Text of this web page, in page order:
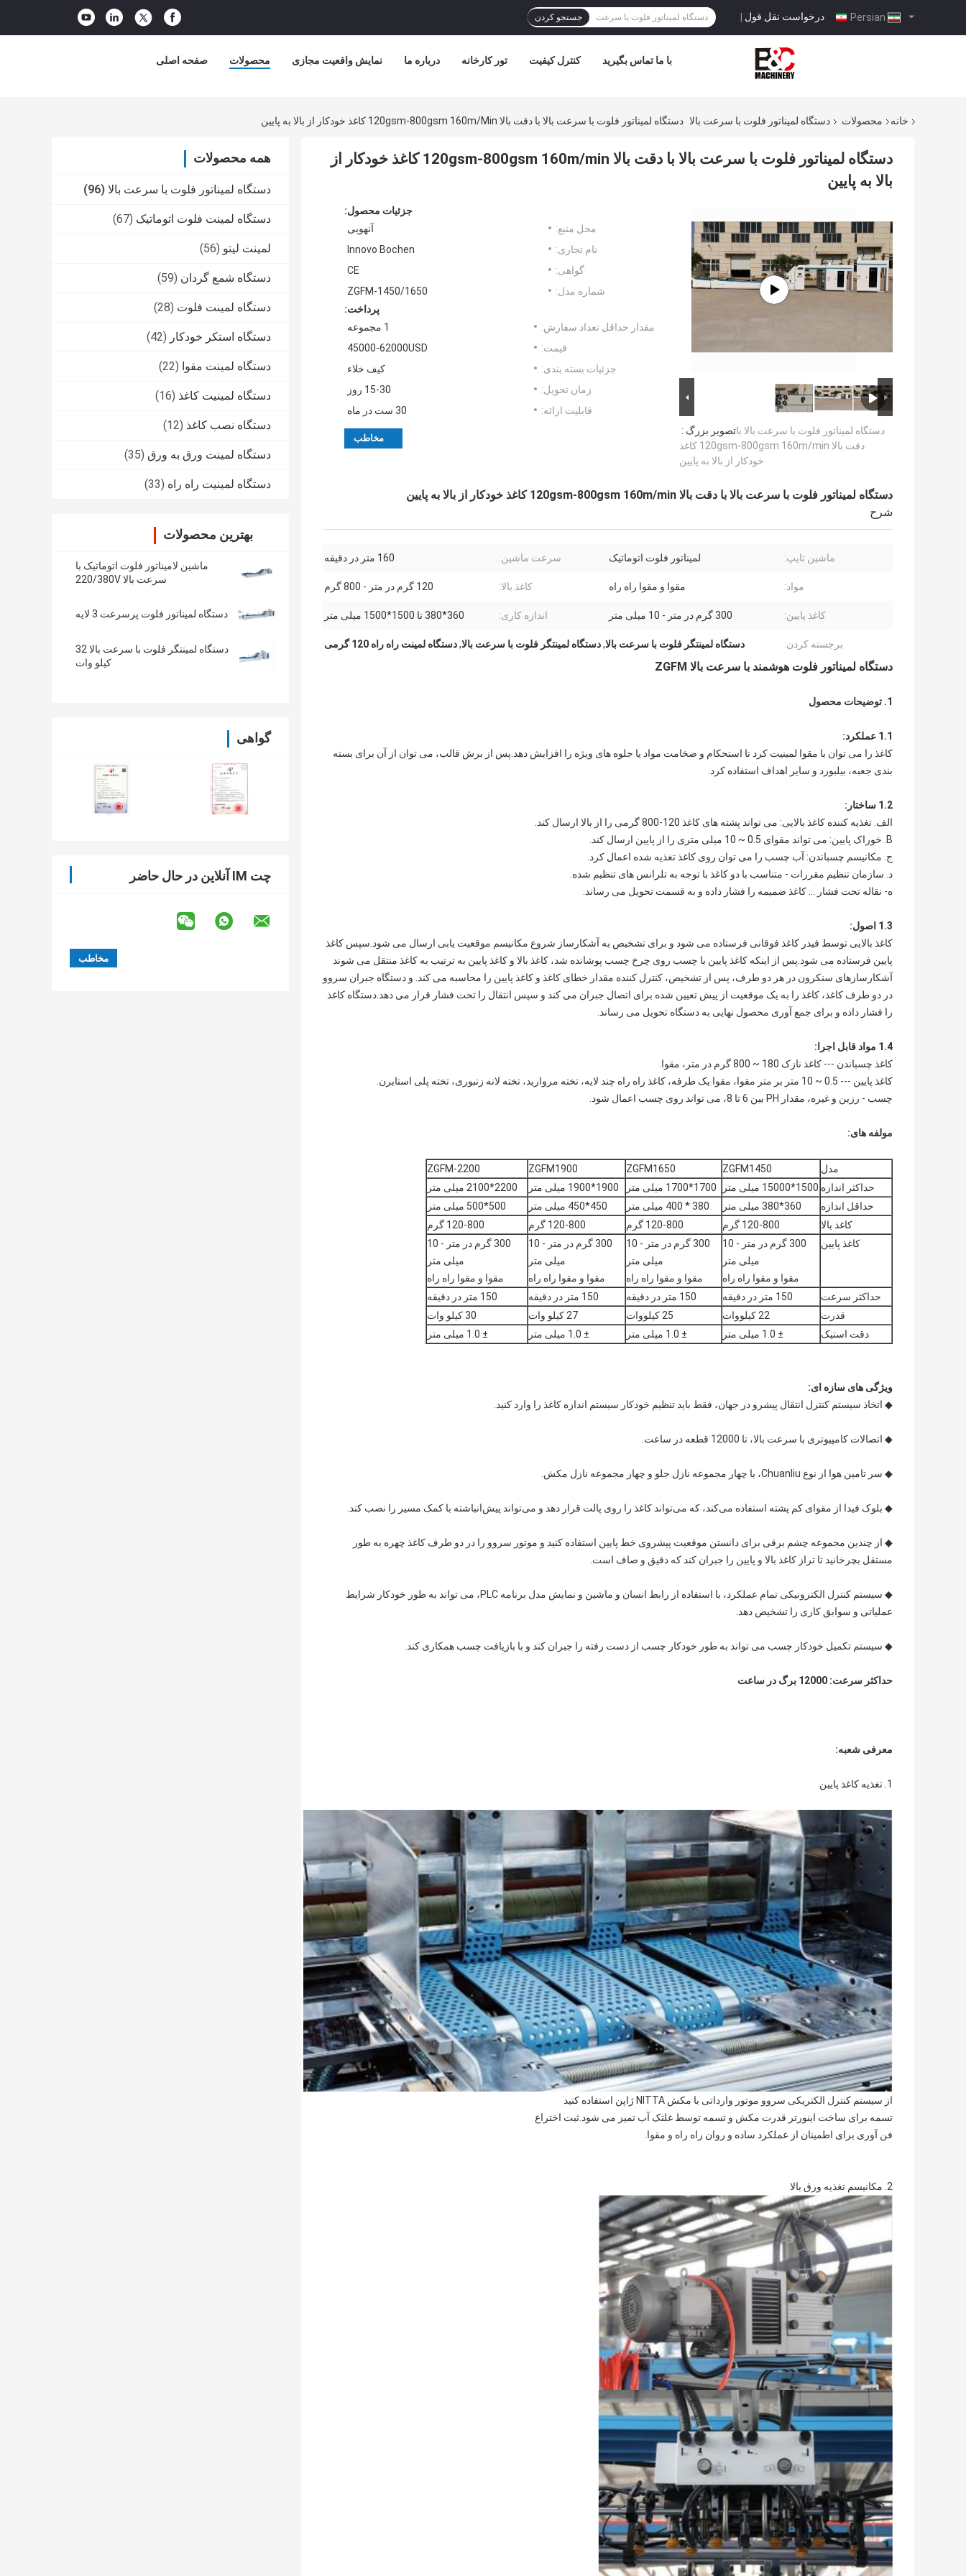
درخواست نقل قول | جستجو کردن
صفحه اصلی محصولات نمایش واقعیت مجازی درباره ما تور کارخانه کنترل کیفیت با ما تماس بگیرید
خانه محصولات دستگاه لمیناتور فلوت با سرعت بالا دستگاه لمیناتور فلوت با سرعت بالا با دقت بالا 120gsm-800gsm 160m/min کاغذ خودکار از بالا به پایین
همه محصولات
دستگاه لمیناتور فلوت با سرعت بالا (96)
دستگاه لمینت فلوت اتوماتیک (67)
لمینت لیتو (56)
دستگاه شمع گردان (59)
دستگاه لمینت فلوت (28)
دستگاه استکر خودکار (42)
دستگاه لمینت مقوا (22)
دستگاه لمینیت کاغذ (16)
دستگاه نصب کاغذ (12)
دستگاه لمینت ورق به ورق (35)
دستگاه لمینیت راه راه (33)
بهترین محصولات
ماشین لامیناتور فلوت اتوماتیک با
سرعت بالا 220/380V
دستگاه لمیناتور فلوت پرسرعت 3 لایه
دستگاه لمینتگر فلوت با سرعت بالا 32
کیلو وات
گواهی
چت IM آنلاین در حال حاضر
دستگاه لمیناتور فلوت با سرعت بالا با دقت بالا 120gsm-800gsm 160m/min کاغذ خودکار از
بالا به پایین
تصویر بزرگ :دستگاه لمیناتور فلوت با سرعت بالا با
دقت بالا 120gsm-800gsm 160m/min کاغذ
خودکار از بالا به پایین
جزئیات محصول:
محل منبع:
آنهویی
نام تجاری:
Innovo Bochen
گواهی:
CE
شماره مدل:
ZGFM-1450/1650
پرداخت:
مقدار حداقل تعداد سفارش:
1 مجموعه
قیمت:
45000-62000USD
جزئیات بسته بندی:
کیف خلاء
زمان تحویل:
15-30 روز
قابلیت ارائه:
30 ست در ماه
مخاطب
دستگاه لمیناتور فلوت با سرعت بالا با دقت بالا 120gsm-800gsm 160m/min کاغذ خودکار از بالا به پایین
شرح
ماشین تایپ: لمیناتور فلوت اتوماتیک سرعت ماشین: 160 متر در دقیقه
مواد: مقوا و مقوا راه راه کاغذ بالا: 120 گرم در متر - 800 گرم
کاغذ پایین: 300 گرم در متر - 10 میلی متر اندازه کاری: 360*380 تا 1500*1500 میلی متر
برجسته کردن: دستگاه لمینتگر فلوت با سرعت بالا,دستگاه لمینتگر فلوت با سرعت بالا,دستگاه لمینت راه راه 120 گرمی
دستگاه لمیناتور فلوت هوشمند با سرعت بالا ZGFM
1. توضیحات محصول
1.1 عملکرد:
کاغذ را می توان با مقوا لمینیت کرد تا استحکام و ضخامت مواد یا جلوه های ویژه را افزایش دهد.پس از برش قالب، می توان از آن برای بسته
بندی جعبه، بیلبورد و سایر اهداف استفاده کرد.
1.2 ساختار:
الف. تغذیه کننده کاغذ بالایی: می تواند پشته های کاغذ 120-800 گرمی را از بالا ارسال کند.
B. خوراک پایین: می تواند مقوای 0.5 ~ 10 میلی متری را از پایین ارسال کند.
ج. مکانیسم چسباندن: آب چسب را می توان روی کاغذ تغذیه شده اعمال کرد.
د. سازمان تنظیم مقررات - متناسب با دو کاغذ با توجه به تلرانس های تنظیم شده.
ه- نقاله تحت فشار ... کاغذ ضمیمه را فشار داده و به قسمت تحویل می رساند.
1.3 اصول:
کاغذ بالایی توسط فیدر کاغذ فوقانی فرستاده می شود و برای تشخیص به آشکارساز شروع مکانیسم موقعیت یابی ارسال می شود.سپس کاغذ
پایین فرستاده می شود.پس از اینکه کاغذ پایین با چسب روی چرخ چسب پوشانده شد، کاغذ بالا و کاغذ پایین به ترتیب به کاغذ منتقل می شوند
آشکارسازهای سنکرون در هر دو طرف، پس از تشخیص، کنترل کننده مقدار خطای کاغذ و کاغذ پایین را محاسبه می کند. و دستگاه جبران سروو
در دو طرف کاغذ، کاغذ را به یک موقعیت از پیش تعیین شده برای اتصال جبران می کند و سپس انتقال را تحت فشار قرار می دهد.دستگاه کاغذ
را فشار داده و برای جمع آوری محصول نهایی به دستگاه تحویل می رساند.
1.4 مواد قابل اجرا:
کاغذ چسباندن --- کاغذ نازک 180 ~ 800 گرم در متر، مقوا.
کاغذ پایین --- 0.5 ~ 10 متر بر متر مقوا، مقوا یک طرفه، کاغذ راه راه چند لایه، تخته مروارید، تخته لانه زنبوری، تخته پلی استایرن.
چسب - رزین و غیره، مقدار PH بین 6 تا 8، می تواند روی چسب اعمال شود.
مولفه های:
مدل ZGFM1450
ZGFM1650
ZGFM1900
ZGFM-2200
حداکثر اندازه 1500*15000 میلی متر 1700*1700 میلی متر 1900*1900 میلی متر
2200*2100 میلی متر
حداقل اندازه
360*380 میلی متر 380 * 400 میلی متر 450*450 میلی متر
500*500 میلی متر
کاغذ بالا
120-800 گرم 120-800 گرم 120-800 گرم
120-800 گرم
کاغذ پایین
300 گرم در متر - 10
میلی متر
مقوا و مقوا راه راه
300 گرم در متر - 10
میلی متر
مقوا و مقوا راه راه
300 گرم در متر - 10
میلی متر
مقوا و مقوا راه راه
300 گرم در متر - 10
میلی متر
مقوا و مقوا راه راه
حداکثر سرعت
150 متر در دقیقه 150 متر در دقیقه 150 متر در دقیقه
150 متر در دقیقه
قدرت
22 کیلووات 25 کیلووات 27 کیلو وات
30 کیلو وات
دقت استیک
± 1.0 میلی متر ± 1.0 میلی متر ± 1.0 میلی متر ± 1.0 میلی متر
ویژگی های سازه ای:
◆ اتخاذ سیستم کنترل انتقال پیشرو در جهان، فقط باید تنظیم خودکار سیستم اندازه کاغذ را وارد کنید.
◆ اتصالات کامپیوتری با سرعت بالا، تا 12000 قطعه در ساعت.
◆ سر تامین هوا از نوع Chuanliu، با چهار مجموعه نازل جلو و چهار مجموعه نازل مکش.
◆ بلوک فیدا از مقوای کم پشته استفاده می‌کند، که می‌تواند کاغذ را روی پالت قرار دهد و می‌تواند پیش‌انباشته با کمک مسیر را نصب کند.
◆ از چندین مجموعه چشم برقی برای دانستن موقعیت پیشروی خط پایین استفاده کنید و موتور سروو را در دو طرف کاغذ چهره به طور
مستقل بچرخانید تا تراز کاغذ بالا و پایین را جبران کند که دقیق و صاف است.
◆ سیستم کنترل الکترونیکی تمام عملکرد، با استفاده از رابط انسان و ماشین و نمایش مدل برنامه PLC، می تواند به طور خودکار شرایط
عملیاتی و سوابق کاری را تشخیص دهد.
◆ سیستم تکمیل خودکار چسب می تواند به طور خودکار چسب از دست رفته را جبران کند و با بازیافت چسب همکاری کند.
حداکثر سرعت: 12000 برگ در ساعت
معرفی شعبه:
1. تغذیه کاغذ پایین
از سیستم کنترل الکتریکی سروو موتور وارداتی با مکش NITTA ژاپن استفاده کنید
تسمه برای ساخت اینورتر قدرت مکش و تسمه توسط غلتک آب تمیز می شود.ثبت اختراع
فن آوری برای اطمینان از عملکرد ساده و روان راه راه و مقوا.
2. مکانیسم تغذیه ورق بالا